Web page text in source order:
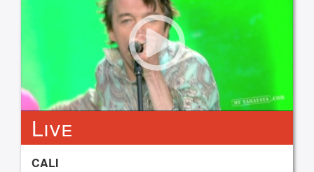
Live
CALI